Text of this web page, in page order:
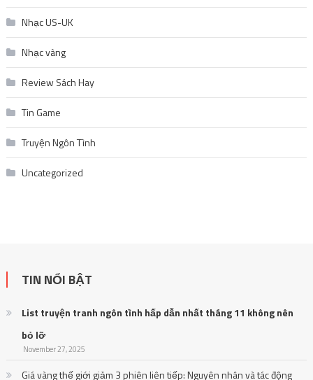
Nhạc US-UK
Nhạc vàng
Review Sách Hay
Tin Game
Truyện Ngôn Tình
Uncategorized
TIN NỔI BẬT
List truyện tranh ngôn tình hấp dẫn nhất tháng 11 không nên
bỏ lỡ
November 27, 2025
Giá vàng thế giới giảm 3 phiên liên tiếp: Nguyên nhân và tác động